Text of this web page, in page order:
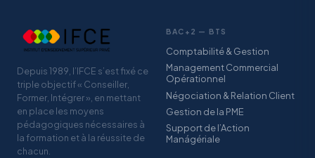
Depuis 1989, l’IFCE s’est fixé ce
triple objectif « Conseiller,
Former, Intégrer », en mettant
en place les moyens
pédagogiques nécessaires à
la formation et à la réussite de
chacun.
BAC+2 — BTS
Comptabilité & Gestion
Management Commercial
Opérationnel
Négociation & Relation Client
Gestion de la PME
Support de l’Action
Manágériale